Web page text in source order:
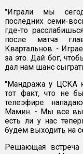
"Играли мы
последних семи-
где-то
после матча
Квартальнов. -
за это. Дай бог,
дал нам шанс
"Мандража у ЦСКА
тот факт, что не
телеэфире
Мамин. - Мы все
есть ли у нас
будем выходить на
Решающая